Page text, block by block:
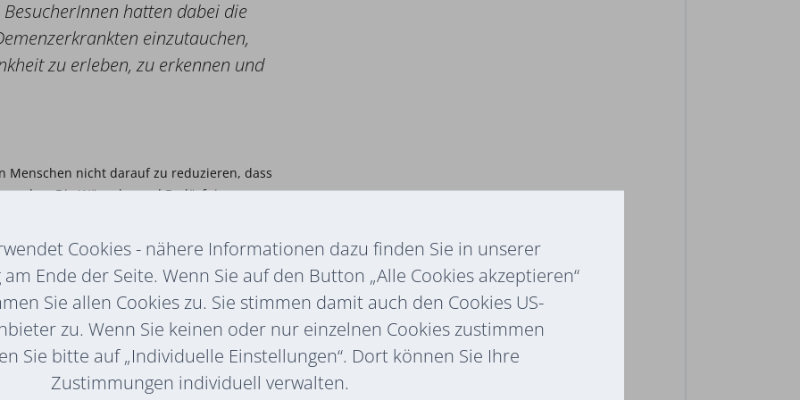
hatten dabei die
einzutauchen,
zu erleben, zu erkennen und
Menschen nicht darauf zu reduzieren, dass
Die Wünsche und Bedürfnisse von
Priorität“ sind sich Hausleiterin Iris
und DGKP Tanja Rieberer einig.
und Bedürfnisse eingeht wurde an den
„Wir akzeptieren die Leidenschaften
keine Veränderungen der „eigenen“
die BewohnerInnen zurechtfinden
Cookies - nähere Informationen dazu finden Sie in unserer
Ende der Seite. Wenn Sie auf den Button „Alle Cookies akzeptieren“
Sie allen Cookies zu. Sie stimmen damit auch den Cookies US-
zu. Wenn Sie keinen oder nur einzelnen Cookies zustimmen
Sie bitte auf „Individuelle Einstellungen“. Dort können Sie Ihre
Zustimmungen individuell verwalten.